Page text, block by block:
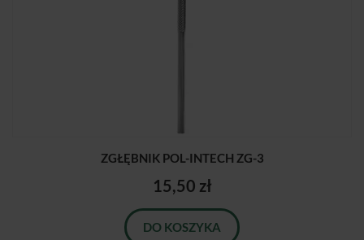
ZGŁĘBNIK POL-INTECH ZG-3
15,50 zł
DO KOSZYKA